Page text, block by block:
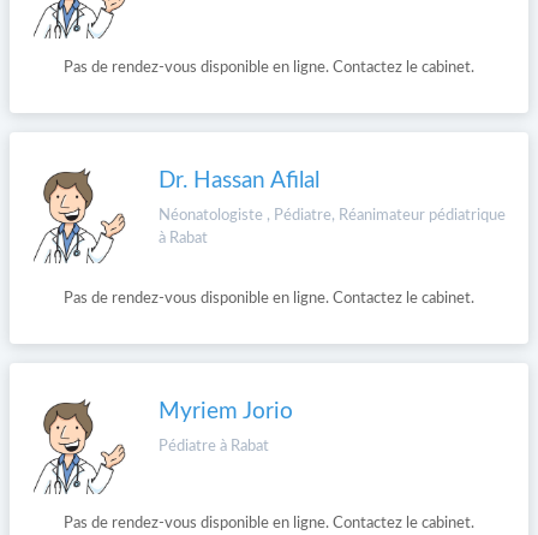
Pas de rendez-vous disponible en ligne. Contactez le cabinet.
Dr. Hassan Afilal
Néonatologiste , Pédiatre, Réanimateur pédiatrique
à Rabat
Pas de rendez-vous disponible en ligne. Contactez le cabinet.
Myriem Jorio
Pédiatre à Rabat
Pas de rendez-vous disponible en ligne. Contactez le cabinet.